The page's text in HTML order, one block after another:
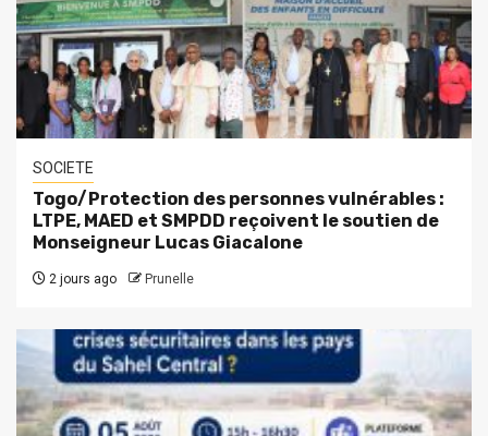
SOCIETE
Togo/Protection des personnes vulnérables :
LTPE, MAED et SMPDD reçoivent le soutien de
Monseigneur Lucas Giacalone
2 jours ago Prunelle